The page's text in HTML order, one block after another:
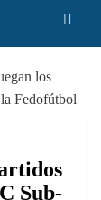
los
Fedofútbol
Sub-